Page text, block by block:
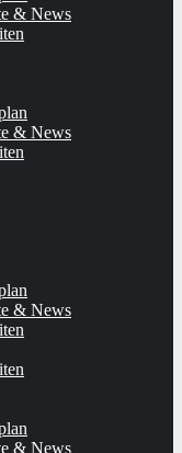
& News
& News
& News
& News